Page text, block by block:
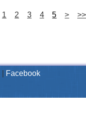
1 2 3 4 5 >
>>
Facebook